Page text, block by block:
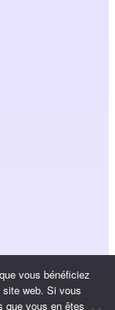
vous bénéficiez
web. Si vous
que vous en êtes